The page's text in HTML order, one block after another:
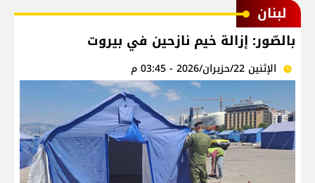
لبنان
بالصّور: إزالة خيم نازحين في بيروت
الإثنين 22/حزيران/2026 - 03:45 م